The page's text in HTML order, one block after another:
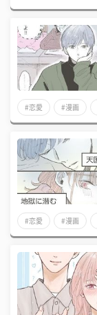
#恋愛 #漫画
#恋愛 #漫画